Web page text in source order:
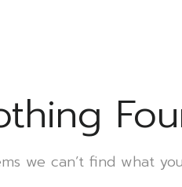
we can’t find what